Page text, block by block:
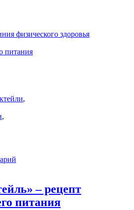
физического здоровья
питания
,
,
– рецепт
питания